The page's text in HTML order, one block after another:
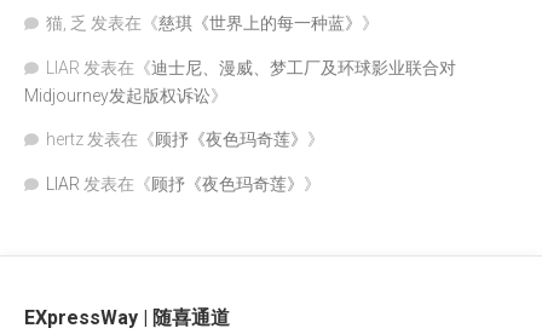
猫, 乏 发表在《慈琪《世界上的每一种蓝》 》
LIAR 发表在《迪士尼、漫威、梦工厂及环球影业联合对
Midjourney发起版权诉讼》
hertz 发表在《顾抒《夜色玛奇莲》 》
LIAR 发表在《顾抒《夜色玛奇莲》 》
EXpressWay | 随喜通道